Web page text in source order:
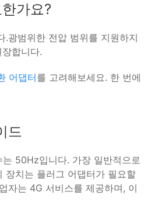
가요?
광범위한 전압 범위를 지원하지
합니다.
어댑터를 고려해보세요. 한 번에
드
50Hz입니다. 가장 일반적으로
장치는 플러그 어댑터가 필요할
자는 4G 서비스를 제공하며, 이